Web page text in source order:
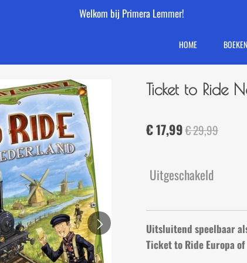
Welkom bij Primera Lemmer!
HOME
Ticket to Ride
€ 17,99€ 29,99
Uitgeschakeld
Uitsluitend speelbaar
Ticket to Ride Europa